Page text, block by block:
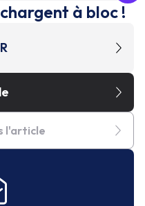
à bloc !
l'article